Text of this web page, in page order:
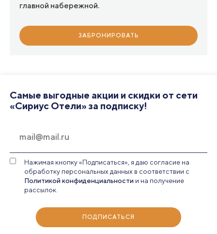
главной набережной.
ЗАБРОНИРОВАТЬ
Самые выгодные акции и скидки от сети
«Сириус Отели» за подписку!
Нажимая кнопку «Подписаться», я даю согласие на
обработку персональных данных в соответствии с
Политикой конфиденциальности и на получение
рассылок.
ПОДПИСАТЬСЯ